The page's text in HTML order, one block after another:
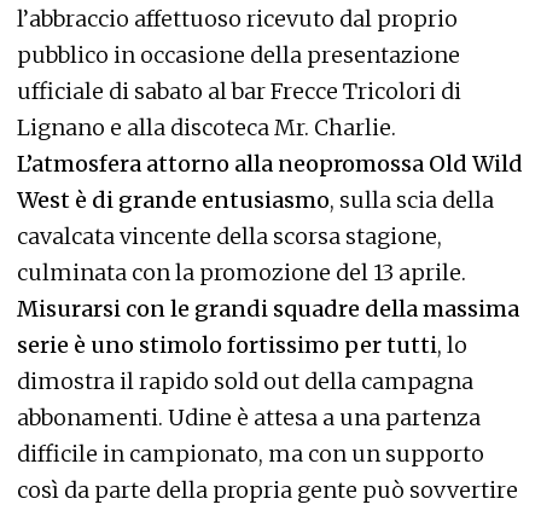
l’abbraccio affettuoso ricevuto dal proprio
pubblico in occasione della presentazione
ufficiale di sabato al bar Frecce Tricolori di
Lignano e alla discoteca Mr. Charlie.
L’atmosfera attorno alla neopromossa Old Wild
West è di grande entusiasmo, sulla scia della
cavalcata vincente della scorsa stagione,
culminata con la promozione del 13 aprile.
Misurarsi con le grandi squadre della massima
serie è uno stimolo fortissimo per tutti, lo
dimostra il rapido sold out della campagna
abbonamenti. Udine è attesa a una partenza
difficile in campionato, ma con un supporto
così da parte della propria gente può sovvertire